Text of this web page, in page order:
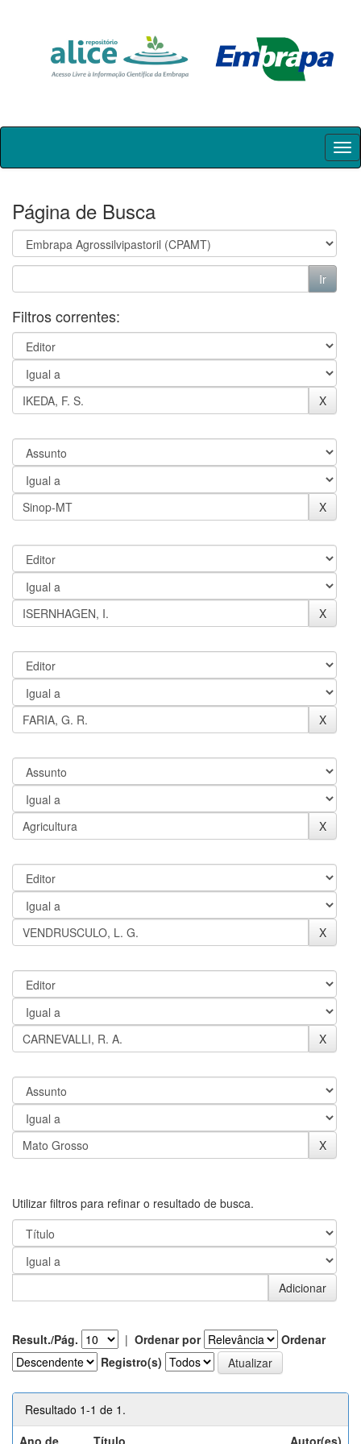
Skip
Página de Busca
Filtros correntes:
Utilizar filtros para refinar o resultado de busca.
Result./Pág. | Ordenar por
Ordenar
Registro(s)
Resultado 1-1 de 1.
Ano de
Título Autor(es)